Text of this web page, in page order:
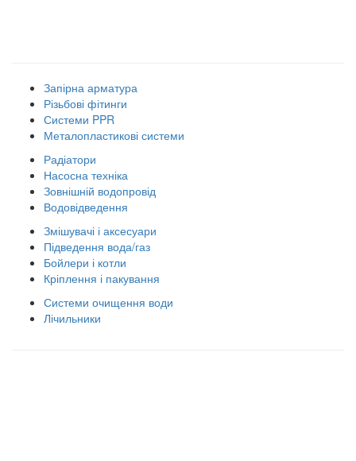
Запірна арматура
Різьбові фітинги
Системи PPR
Металопластикові системи
Радіатори
Насосна техніка
Зовнішній водопровід
Водовідведення
Змішувачі і аксесуари
Підведення вода/газ
Бойлери і котли
Кріплення і пакування
Системи очищення води
Лічильники